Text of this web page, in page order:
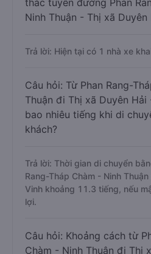
thác tuyến đường Phan
Ninh Thuận - Thị xã Duyên
Trả lời: Hiện tại có 1 nhà xe
Câu hỏi: Từ Phan Rang-
Thuận đi Thị xã Duyên Hải
bao nhiêu tiếng khi di
khách?
Trả lời: Thời gian di chuyển
Rang-Tháp Chàm - Ninh
Vinh khoảng 11.3 tiếng, nếu
lợi.
Câu hỏi: Khoảng cách từ
Chàm - Ninh Thuận đi Thị